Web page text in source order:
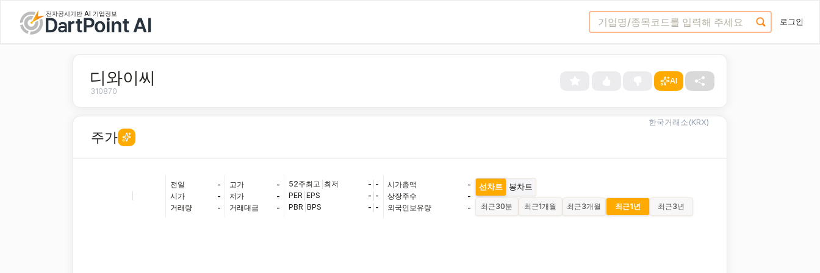
전자공시기반 AI 기업정보
로그인
디와이씨
310870
AI
주가
한국거래소(KRX)
전일
-
시가
-
거래량
-
고가
-
저가
-
거래대금
-
52주최고 최저 - -
PER EPS - -
PBR BPS - -
시가총액
-
상장주수
-
외국인보유량
-
선차트 봉차트
최근30분 최근1개월 최근3개월 최근1년 최근3년